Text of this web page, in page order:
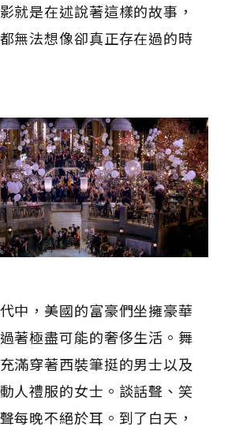
就是在述說著這樣的故事，
無法想像卻真正存在過的時
中，美國的富豪們坐擁豪華
著極盡可能的奢侈生活。舞
滿穿著西裝筆挺的男士以及
人禮服的女士。談話聲、笑
每晚不絕於耳。到了白天，